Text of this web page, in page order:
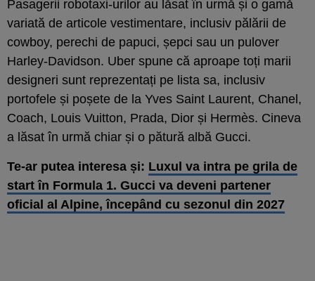
Pasagerii robotaxi-urilor au lăsat în urmă și o gamă
variată de articole vestimentare, inclusiv pălării de
cowboy, perechi de papuci, șepci sau un pulover
Harley-Davidson. Uber spune că aproape toți marii
designeri sunt reprezentați pe lista sa, inclusiv
portofele și poșete de la Yves Saint Laurent, Chanel,
Coach, Louis Vuitton, Prada, Dior și Hermès. Cineva
a lăsat în urmă chiar și o pătură albă Gucci.
Te-ar putea interesa și: Luxul va intra pe grila de
start în Formula 1. Gucci va deveni partener
oficial al Alpine, începând cu sezonul din 2027